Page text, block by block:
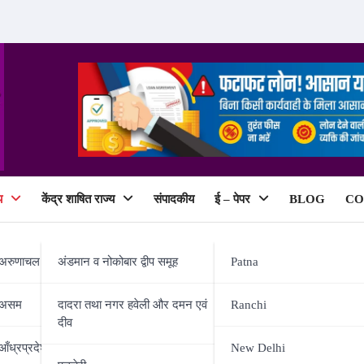
प्रदेश
केंद्र शाषित राज्य
अंडमान व नोकोबार द्वीप समूह
दादरा तथा नगर हवेली और दमन एवं
दीव
संपादकीय ई – पेपर
Patna
Ranchi
New Delhi
BLOG